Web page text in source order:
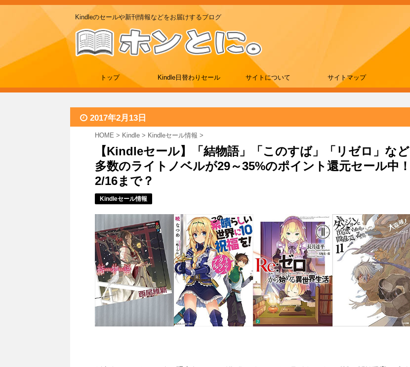
Kindleのセールや新刊情報などをお届けするブログ
トップ Kindle日替わりセール サイトについて サイトマップ
2017年2月13日
HOME > Kindle > Kindleセール情報 >
【Kindleセール】「結物語」「このすば」「リゼロ」など
多数のライトノベルが29～35%のポイント還元セール中！
2/16まで？
Kindleセール情報